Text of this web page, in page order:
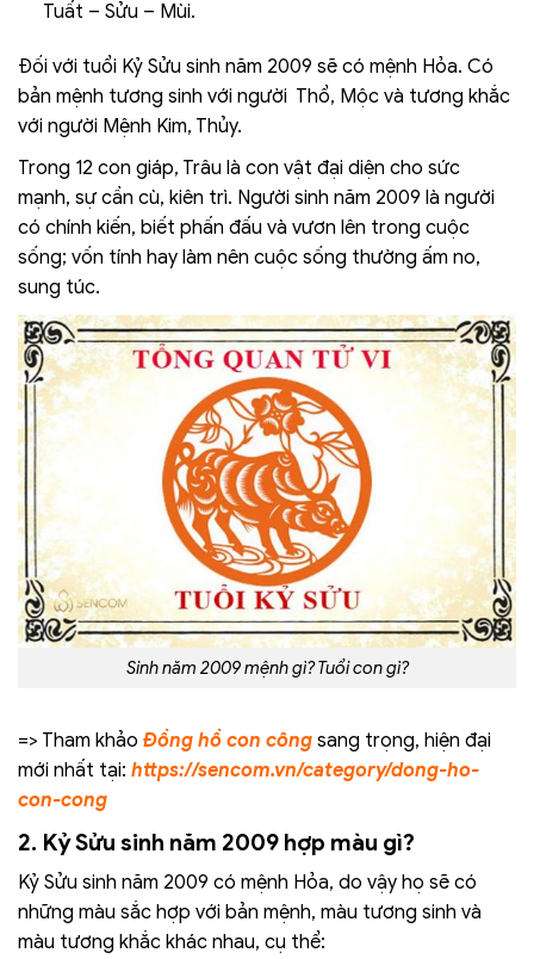
Tuất – Sửu – Mùi.
Đối với tuổi Kỷ Sửu sinh năm 2009 sẽ có mệnh Hỏa. Có
bản mệnh tương sinh với người Thổ, Mộc và tương khắc
với người Mệnh Kim, Thủy.
Trong 12 con giáp, Trâu là con vật đại diện cho sức
mạnh, sự cần cù, kiên trì. Người sinh năm 2009 là người
có chính kiến, biết phấn đấu và vươn lên trong cuộc
sống; vốn tính hay làm nên cuộc sống thường ấm no,
sung túc.
Sinh năm 2009 mệnh gì? Tuổi con gì?
=> Tham khảo Đồng hồ con công sang trọng, hiện đại
mới nhất tại: https://sencom.vn/category/dong-ho-
con-cong
2. Kỷ Sửu sinh năm 2009 hợp màu gì?
Kỷ Sửu sinh năm 2009 có mệnh Hỏa, do vậy họ sẽ có
những màu sắc hợp với bản mệnh, màu tương sinh và
màu tương khắc khác nhau, cụ thể: